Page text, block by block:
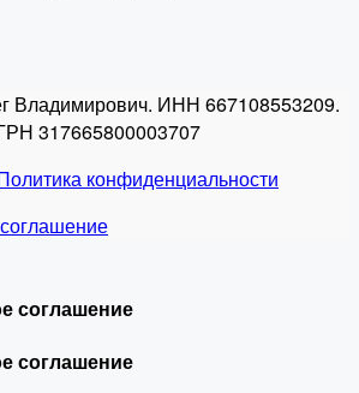
Владимирович. ИНН 667108553209.
317665800003707
конфиденциальности
соглашение
соглашение